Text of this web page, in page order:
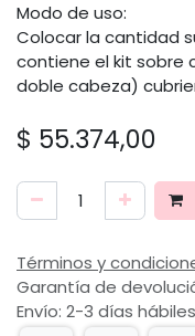
Modo de uso:
Colocar la cantidad
contiene el kit sobre
doble cabeza)
$ 55.374,00
Términos y
Garantía de
Envío: 2-3 días hábiles